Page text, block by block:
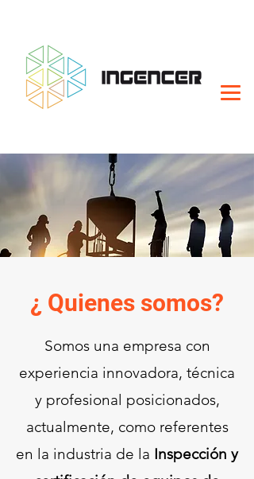
¿ Quienes somos?
Somos una empresa con
experiencia innovadora, técnica
y profesional posicionados,
actualmente, como referentes
en la industria de la Inspección y